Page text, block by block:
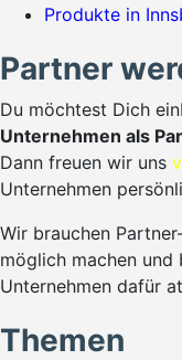
Produkte in
Partner
Du möchtest Dich
Unternehmen als
Dann freuen wir uns
Unternehmen
Wir brauchen
möglich machen und
Unternehmen dafür
Themen